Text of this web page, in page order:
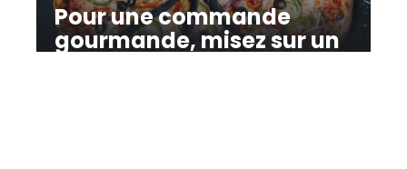
Pour une commande
gourmande, misez sur un